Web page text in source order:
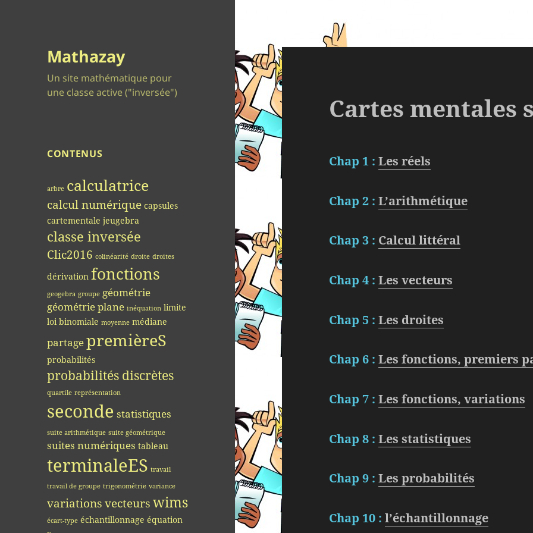
Mathazay
Un site mathématique pour
une classe active ("inversée")
CONTENUS
arbre calculatrice
calcul numérique capsules
cartementale jeugebra
classe inversée
Clic2016 colinéarité droite droites
dérivation fonctions
geogebra groupe géométrie
géométrie plane inéquation limite
loi binomiale moyenne médiane
partagepremièreS
probabilités
probabilités discrètes
quartile représentation
seconde statistiques
suite arithmétique suite géométrique
suites numériques tableau
terminaleES travail
travail de groupe trigonométrie variance
variations vecteurs wims
écart-type échantillonnage équation
Cartes mentales
Chap 1 :Les réels
Chap 2 :L’arithmétique
Chap 3 : Calcul littéral
Chap 4 :Les vecteurs
Chap 5 :Les droites
Chap 6 :Les fonctions, premiers
Chap 7 :Les fonctions, variations
Chap 8 :Les statistiques
Chap 9 :Les probabilités
Chap 10 :l’échantillonnage